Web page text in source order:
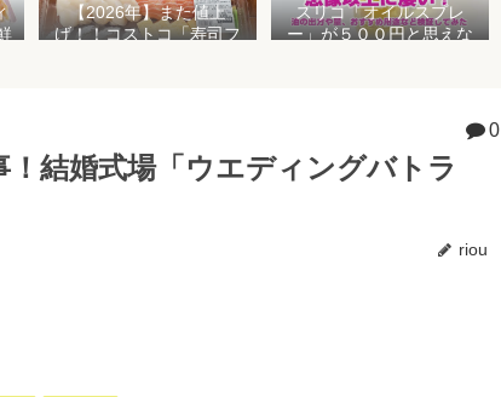
【2026年】また値上
げ！！コストコ「寿司フ
スリコ「オイルスプレ
ー」が５００円と思えな
0
結婚式場「ウエディングバトラ
riou